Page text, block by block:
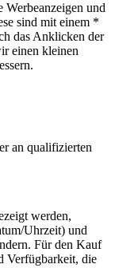
Werbeanzeigen und
sind mit einem *
das Anklicken der
einen kleinen
an qualifizierten
werden,
Uhrzeit) und
Für den Kauf
Verfügbarkeit, die